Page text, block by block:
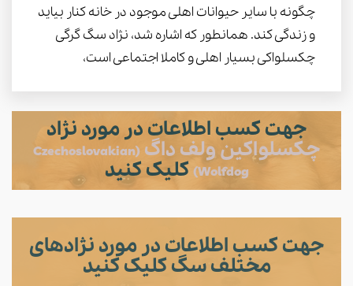
چگونه با سایر حیوانات اهلی موجود در خانه کنار بیاید
و زندگی کند. همانطور که اشاره شد، نژاد سگ گرگی
چکسلواکی بسیار اهلی و کاملا اجتماعی است،
جهت کسب اطلاعات در مورد نژاد
چکسلواکین ولف داگ (Czechoslovakian
Wolfdog) کلیک کنید
جهت کسب اطلاعات در مورد نژادهای
مختلف سگ کلیک کنید